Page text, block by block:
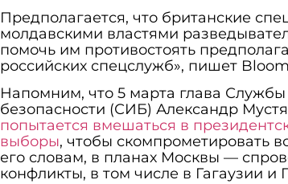
Предполагается, что британские
молдавскими властями
помочь им противостоять
российских спецслужб», пишет
Напомним, что 5 марта глава
безопасности (СИБ) Александр
попытается вмешаться в
выборы, чтобы скомпрометировать
его словам, в планах Москвы —
конфликты, в том числе в Гагаузии и